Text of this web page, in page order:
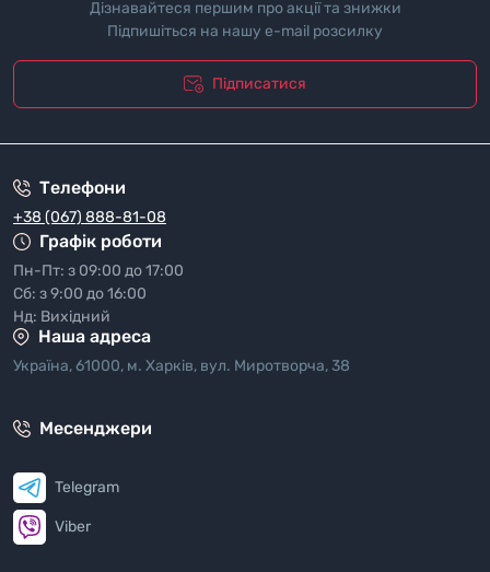
Дізнавайтеся першим про акції та знижки
Підпишіться на нашу e-mail розсилку
Підписатися
Телефони
+38 (067) 888-81-08
Графік роботи
Пн-Пт: з 09:00 до 17:00
Сб: з 9:00 до 16:00
Нд: Вихідний
Наша адреса
Україна, 61000, м. Харків, вул. Миротворча, 38
Месенджери
Telegram
Viber